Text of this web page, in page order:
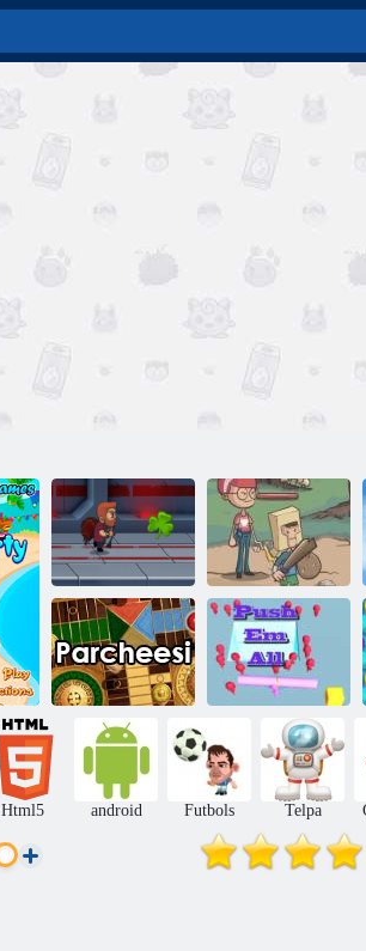
Jetpack meistars Sētas Heroes
Parcheesi
Piespiediet viņus
visus
Html5 android Futbols Telpa